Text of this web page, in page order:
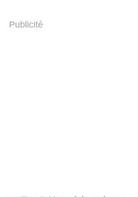
Publicité